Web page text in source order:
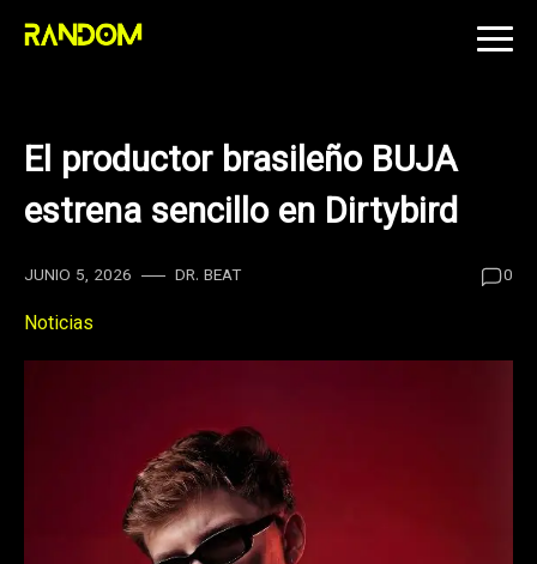
Skip
El productor brasileño BUJA
estrena sencillo en Dirtybird
JUNIO 5, 2026 DR. BEAT 0
Noticias